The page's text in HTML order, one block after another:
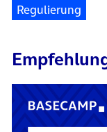
Regulierung